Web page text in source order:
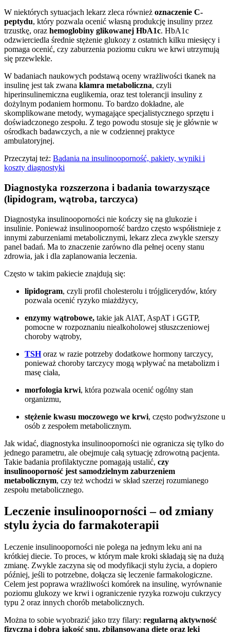
W niektórych sytuacjach lekarz zleca również oznaczenie C-
peptydu, który pozwala ocenić własną produkcję insuliny przez
trzustkę, oraz hemoglobiny glikowanej HbA1c. HbA1c
odzwierciedla średnie stężenie glukozy z ostatnich kilku miesięcy i
pomaga ocenić, czy zaburzenia poziomu cukru we krwi utrzymują
się przewlekle.
W badaniach naukowych podstawą oceny wrażliwości tkanek na
insulinę jest tak zwana klamra metaboliczna, czyli
hiperinsulinemiczna euglikemia, oraz test tolerancji insuliny z
dożylnym podaniem hormonu. To bardzo dokładne, ale
skomplikowane metody, wymagające specjalistycznego sprzętu i
doświadczonego zespołu. Z tego powodu stosuje się je głównie w
ośrodkach badawczych, a nie w codziennej praktyce
ambulatoryjnej.
Przeczytaj też: Badania na insulinooporność, pakiety, wyniki i
koszty diagnostyki
Diagnostyka rozszerzona i badania towarzyszące
(lipidogram, wątroba, tarczyca)
Diagnostyka insulinooporności nie kończy się na glukozie i
insulinie. Ponieważ insulinooporność bardzo często współistnieje z
innymi zaburzeniami metabolicznymi, lekarz zleca zwykle szerszy
panel badań. Ma to znaczenie zarówno dla pełnej oceny stanu
zdrowia, jak i dla zaplanowania leczenia.
Często w takim pakiecie znajdują się:
lipidogram, czyli profil cholesterolu i trójglicerydów, który
pozwala ocenić ryzyko miażdżycy,
enzymy wątrobowe, takie jak AlAT, AspAT i GGTP,
pomocne w rozpoznaniu niealkoholowej stłuszczeniowej
choroby wątroby,
TSHoraz w razie potrzeby dodatkowe hormony tarczycy,
ponieważ choroby tarczycy mogą wpływać na metabolizm i
masę ciała,
morfologia krwi, która pozwala ocenić ogólny stan
organizmu,
stężenie kwasu moczowego we krwi, często podwyższone u
osób z zespołem metabolicznym.
Jak widać, diagnostyka insulinooporności nie ogranicza się tylko do
jednego parametru, ale obejmuje całą sytuację zdrowotną pacjenta.
Takie badania profilaktyczne pomagają ustalić, czy
insulinooporność jest samodzielnym zaburzeniem
metabolicznym, czy też wchodzi w skład szerzej rozumianego
zespołu metabolicznego.
Leczenie insulinooporności – od zmiany
stylu życia do farmakoterapii
Leczenie insulinooporności nie polega na jednym leku ani na
krótkiej diecie. To proces, w którym małe kroki składają się na dużą
zmianę. Zwykle zaczyna się od modyfikacji stylu życia, a dopiero
później, jeśli to potrzebne, dołącza się leczenie farmakologiczne.
Celem jest poprawa wrażliwości komórek na insulinę, wyrównanie
poziomu glukozy we krwi i ograniczenie ryzyka rozwoju cukrzycy
typu 2 oraz innych chorób metabolicznych.
Można to sobie wyobrazić jako trzy filary: regularną aktywność
fizyczną i dobrą jakość snu, zbilansowaną dietę oraz leki